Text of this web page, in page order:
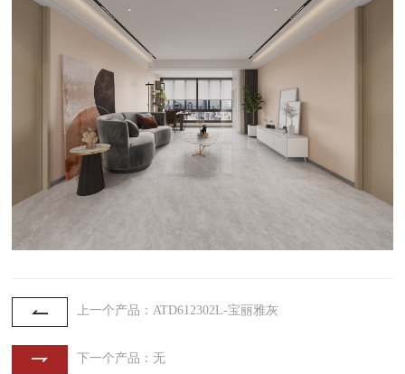
上一个产品：ATD612302L-宝丽雅灰
下一个产品：无